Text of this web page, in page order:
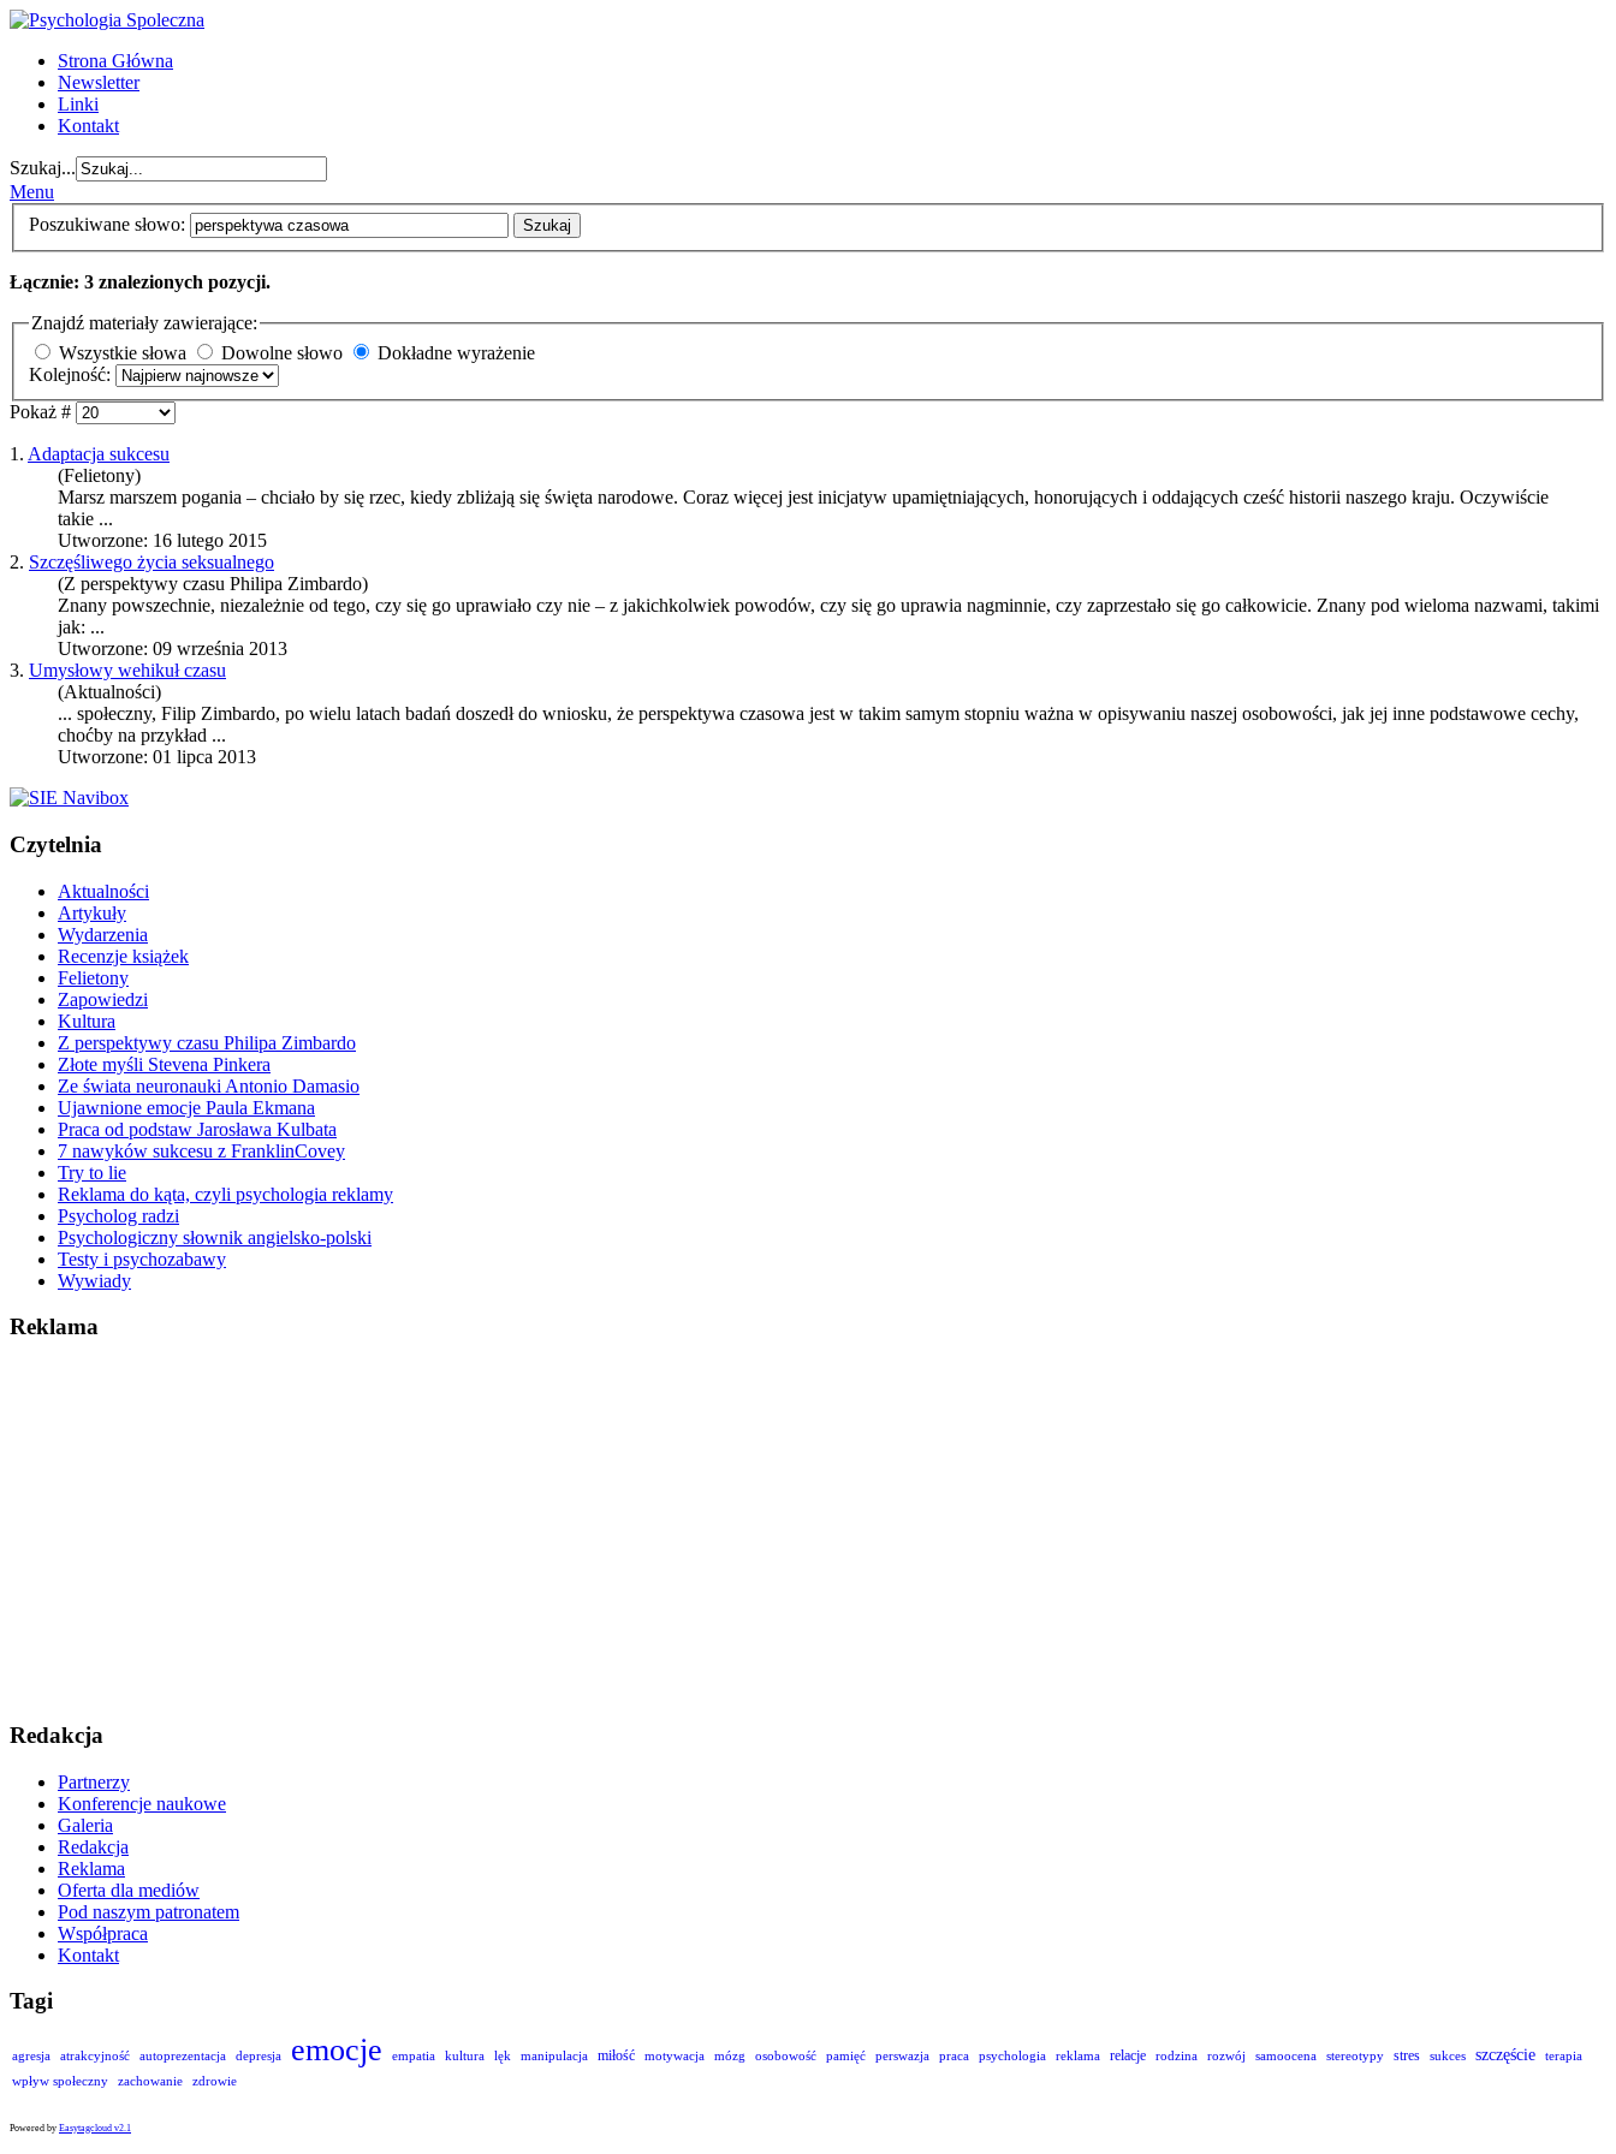
Strona Główna
Newsletter
Linki
Kontakt
Szukaj...
Menu
Poszukiwane słowo:
Szukaj
Łącznie: 3 znalezionych pozycji.
Znajdź materiały zawierające:
Wszystkie słowa
Dowolne słowo
Dokładne wyrażenie
Kolejność:
Pokaż #
1. Adaptacja sukcesu
(Felietony)
Marsz marszem pogania – chciało by się rzec, kiedy zbliżają się święta narodowe. Coraz więcej jest inicjatyw upamiętniających, honorujących i oddających cześć historii naszego kraju. Oczywiście
takie ...
Utworzone: 16 lutego 2015
2. Szczęśliwego życia seksualnego
(Z perspektywy czasu Philipa Zimbardo)
Znany powszechnie, niezależnie od tego, czy się go uprawiało czy nie – z jakichkolwiek powodów, czy się go uprawia nagminnie, czy zaprzestało się go całkowicie. Znany pod wieloma nazwami, takimi
jak: ...
Utworzone: 09 września 2013
3. Umysłowy wehikuł czasu
(Aktualności)
... społeczny, Filip Zimbardo, po wielu latach badań doszedł do wniosku, że perspektywa czasowa jest w takim samym stopniu ważna w opisywaniu naszej osobowości, jak jej inne podstawowe cechy,
choćby na przykład ...
Utworzone: 01 lipca 2013
Czytelnia
Aktualności
Artykuły
Wydarzenia
Recenzje książek
Felietony
Zapowiedzi
Kultura
Z perspektywy czasu Philipa Zimbardo
Złote myśli Stevena Pinkera
Ze świata neuronauki Antonio Damasio
Ujawnione emocje Paula Ekmana
Praca od podstaw Jarosława Kulbata
7 nawyków sukcesu z FranklinCovey
Try to lie
Reklama do kąta, czyli psychologia reklamy
Psycholog radzi
Psychologiczny słownik angielsko-polski
Testy i psychozabawy
Wywiady
Reklama
Redakcja
Partnerzy
Konferencje naukowe
Galeria
Redakcja
Reklama
Oferta dla mediów
Pod naszym patronatem
Współpraca
Kontakt
Tagi
agresja atrakcyjność autoprezentacja depresja emocje empatia kultura lęk manipulacja miłość motywacja mózg osobowość pamięć perswazja praca psychologia reklama relacje rodzina rozwój samoocena stereotypy stres sukces szczęście
terapia
wpływ społeczny
zachowanie zdrowie
Powered by Easytagcloud v2.1